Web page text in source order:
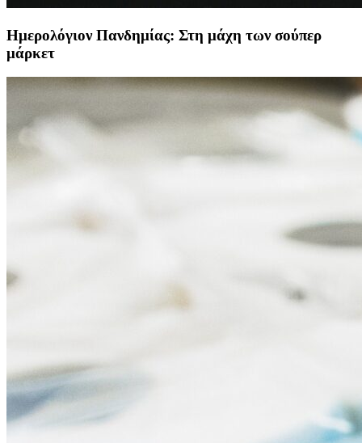
Ημερολόγιον Πανδημίας: Στη μάχη των σούπερ
μάρκετ